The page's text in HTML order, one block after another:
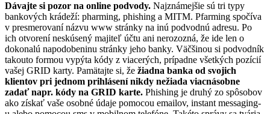
Dávajte si pozor na online podvody. Najznámejšie sú tri typy
bankových krádeží: pharming, phishing a MITM. Pfarming spočíva
v presmerovaní názvu www stránky na inú podvodnú adresu. Po
ich otvorení neskúsený majiteľ účtu ani nerozozná, že ide len o
dokonalú napodobeninu stránky jeho banky. Väčšinou si podvodník
takouto formou vypýta kódy z viacerých, prípadne všetkých pozícií
vašej GRID karty. Pamätajte si, že žiadna banka od svojich
klientov pri jednom prihlásení nikdy nežiada viacnásobne
zadať napr. kódy na GRID karte. Phishing je druhý zo spôsobov
ako získať vaše osobné údaje pomocou emailov, instant messaging-